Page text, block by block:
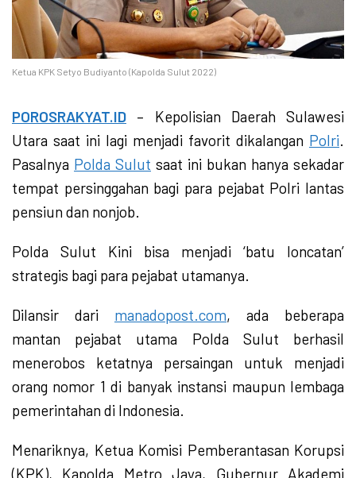
Ketua KPK Setyo Budiyanto (Kapolda Sulut 2022)
POROSRAKYAT.ID – Kepolisian Daerah Sulawesi
Utara saat ini lagi menjadi favorit dikalangan Polri.
Pasalnya Polda Sulut saat ini bukan hanya sekadar
tempat persinggahan bagi para pejabat Polri lantas
pensiun dan nonjob.
Polda Sulut Kini bisa menjadi ‘batu loncatan’
strategis bagi para pejabat utamanya.
Dilansir dari manadopost.com, ada beberapa
mantan pejabat utama Polda Sulut berhasil
menerobos ketatnya persaingan untuk menjadi
orang nomor 1 di banyak instansi maupun lembaga
pemerintahan di Indonesia.
Menariknya, Ketua Komisi Pemberantasan Korupsi
(KPK), Kapolda Metro Jaya, Gubernur Akademi